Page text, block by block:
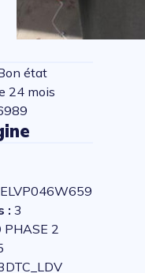
état
24 mois
: 3
PHASE 2